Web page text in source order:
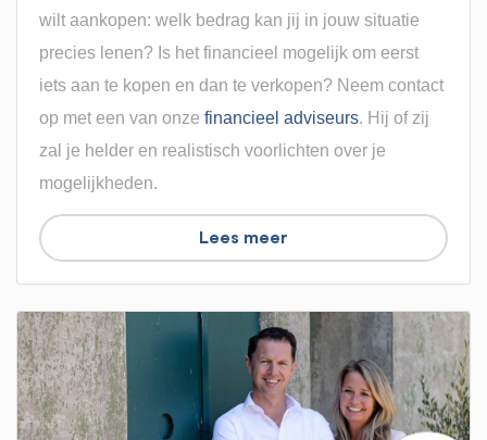
wilt aankopen: welk bedrag kan jij in jouw situatie
precies lenen? Is het financieel mogelijk om eerst
iets aan te kopen en dan te verkopen? Neem contact
op met een van onze financieel adviseurs. Hij of zij
zal je helder en realistisch voorlichten over je
mogelijkheden.
Lees meer